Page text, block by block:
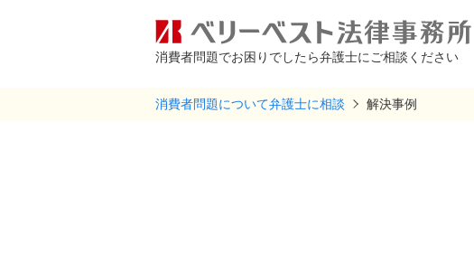
消費者問題でお困りでしたら弁護士にご相談ください
消費者問題について弁護士に相談 解決事例